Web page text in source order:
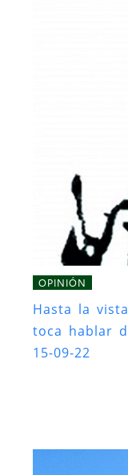
OPINIÓN
Hasta la
toca hablar
15-09-22